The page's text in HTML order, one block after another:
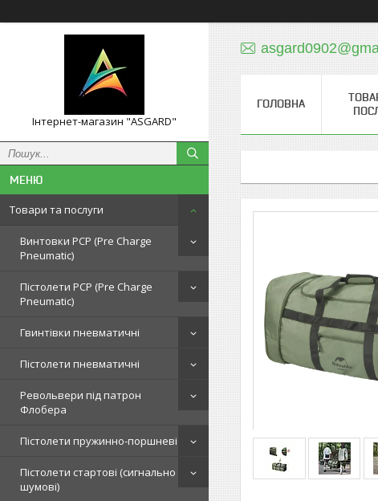
Інтернет-магазин "ASGARD"
Товари та послуги
Винтовки PCP (Pre Charge
Pneumatic)
Пістолети PCP (Pre Charge
Pneumatic)
Гвинтівки пневматичні
Пістолети пневматичні
Револьвери під патрон
Флобера
Пістолети пружинно-поршневі
Пістолети стартові (сигнально
шумові)
ГОЛОВНА